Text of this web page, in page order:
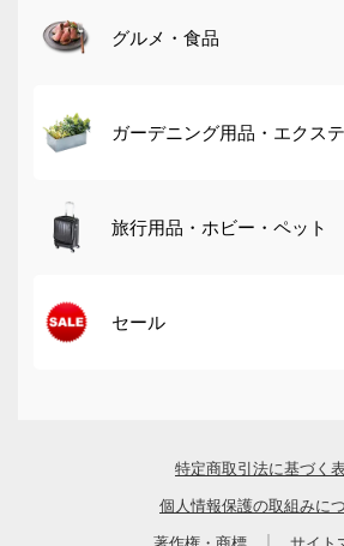
グルメ・食品
ガーデニング用品・エクス
旅行用品・ホビー・ペット
セール
特定商取引法に基づく
個人情報保護の取組みに